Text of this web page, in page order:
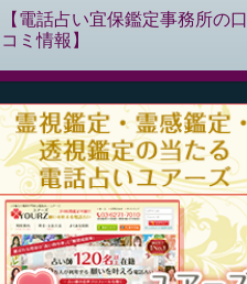
電話占い宜保鑑定事務所の口
コミ情報